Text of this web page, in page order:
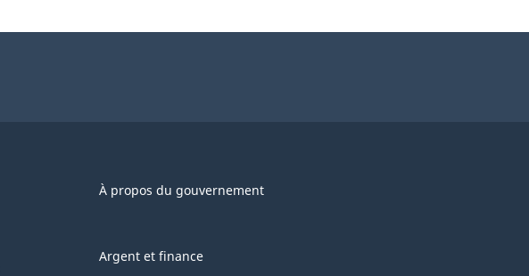
À propos du gouvernement
Argent et finance